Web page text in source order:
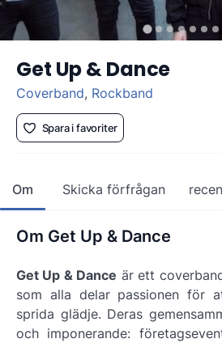
Get Up & Dance
Coverband, Rockband
Spara i favoriter
Om Skicka förfrågan
Om Get Up & Dance
Get Up & Dance är ett
som alla delar passionen för
sprida glädje. Deras
och imponerande: